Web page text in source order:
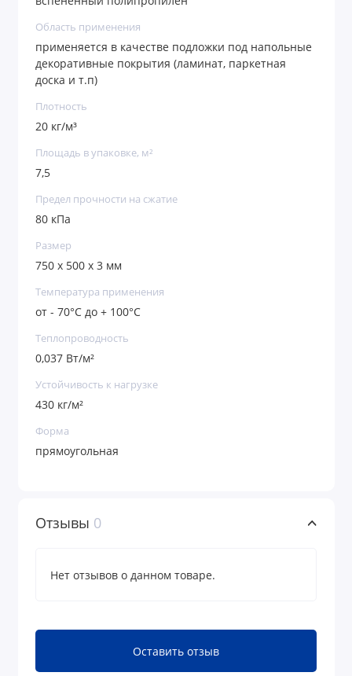
Область применения
применяется в качестве подложки под напольные
декоративные покрытия (ламинат, паркетная
доска и т.п)
Плотность
20 кг/м³
Площадь в упаковке, м²
7,5
Предел прочности на сжатие
80 кПа
Размер
750 х 500 х 3 мм
Температура применения
от - 70°С до + 100°С
Теплопроводность
0,037 Вт/м²
Устойчивость к нагрузке
430 кг/м²
Форма
прямоугольная
Отзывы 0
Нет отзывов о данном товаре.
Оставить отзыв